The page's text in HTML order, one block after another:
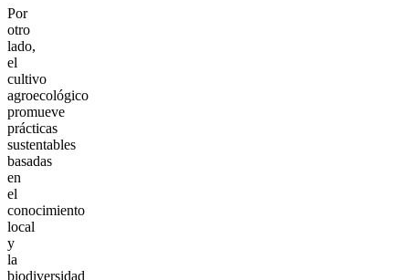
Por
otro
lado,
el
cultivo
agroecológico
promueve
prácticas
sustentables
basadas
en
el
conocimiento
local
y
la
biodiversidad